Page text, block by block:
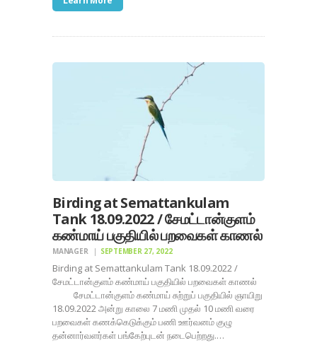
Birding at Semattankulam
Tank 18.09.2022 / சேமட்டான்குளம்
கண்மாய் பகுதியில் பறவைகள் காணல்
MANAGER SEPTEMBER 27, 2022
Birding at Semattankulam Tank 18.09.2022 /
சேமட்டான்குளம் கண்மாய் பகுதியில் பறவைகள் காணல்
சேமட்டான்குளம் கண்மாய் சுற்றுப் பகுதியில் ஞாயிறு
18.09.2022 அன்று காலை 7 மணி முதல் 10 மணி வரை
பறவைகள் கணக்கெடுக்கும் பணி ஊர்வனம் குழு
தன்னார்வளர்கள் பங்கேற்புடன் நடைபெற்றது.…